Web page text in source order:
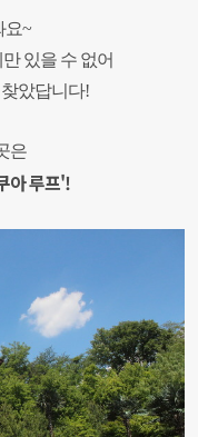
요~
있을 수 없어
았답니다!
은
아 루프'!